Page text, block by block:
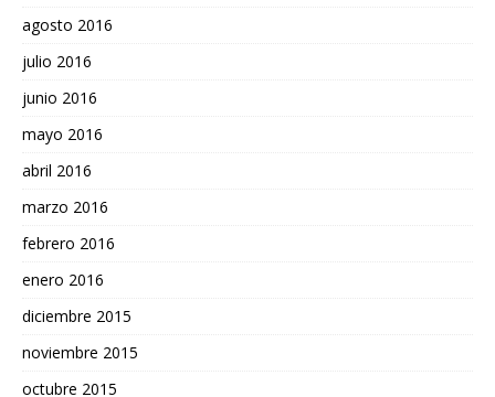
agosto 2016
julio 2016
junio 2016
mayo 2016
abril 2016
marzo 2016
febrero 2016
enero 2016
diciembre 2015
noviembre 2015
octubre 2015